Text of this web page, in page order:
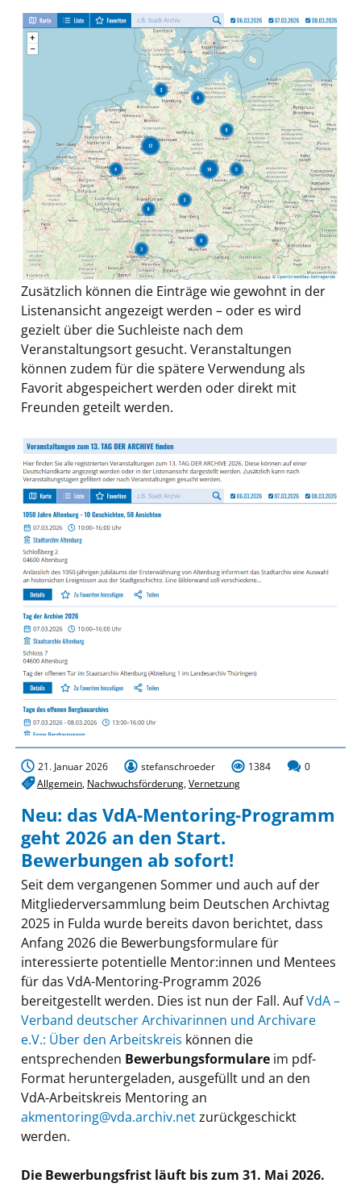
Zusätzlich können die Einträge wie gewohnt in der
Listenansicht angezeigt werden – oder es wird
gezielt über die Suchleiste nach dem
Veranstaltungsort gesucht. Veranstaltungen
können zudem für die spätere Verwendung als
Favorit abgespeichert werden oder direkt mit
Freunden geteilt werden.
21. Januar 2026 stefanschroeder 1384
0
Allgemein, Nachwuchsförderung,Vernetzung
Neu: das VdA-Mentoring-Programm
geht 2026 an den Start.
Bewerbungen ab sofort!
Seit dem vergangenen Sommer und auch auf der
Mitgliederversammlung beim Deutschen Archivtag
2025 in Fulda wurde bereits davon berichtet, dass
Anfang 2026 die Bewerbungsformulare für
interessierte potentielle Mentor:innen und Mentees
für das VdA-Mentoring-Programm 2026
bereitgestellt werden. Dies ist nun der Fall. AufVdA –
Verband deutscher Archivarinnen und Archivare
e.V.: Über den Arbeitskreis können die
entsprechenden Bewerbungsformulare im pdf-
Format heruntergeladen, ausgefüllt und an den
VdA-Arbeitskreis Mentoring an
akmentoring@vda.archiv.netzurückgeschickt
werden.
Die Bewerbungsfrist läuft bis zum 31. Mai 2026.